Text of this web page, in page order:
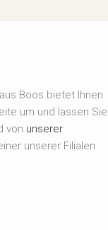
Boos bietet Ihnen
um und lassen Sie
von unserer
unserer Filialen